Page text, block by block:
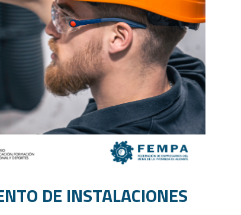
DE INSTALACIONES
ELEE0108 OPERACIONES AUXILIARES DE
MONTAJE DE REDES ELÉCTRICAS